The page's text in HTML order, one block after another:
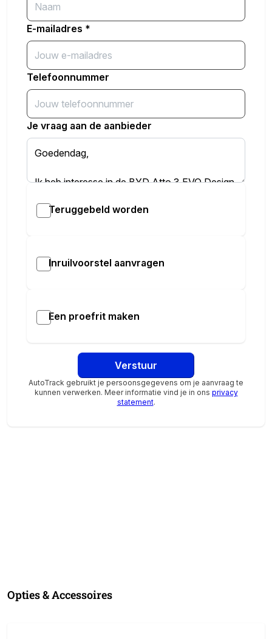
Inbegrepen afleverpakket: Basispakket
Dit afleverpakket bevat: Geldige APK, RDW-leges,
Wettelijke garantie
E-mailadres *
Telefoonnummer
Je vraag aan de aanbieder
Teruggebeld worden
Inruilvoorstel aanvragen
Een proefrit maken
Verstuur
AutoTrack gebruikt je persoonsgegevens om je aanvraag te
kunnen verwerken. Meer informatie vind je in ons privacy
statement.
Opties & Accessoires